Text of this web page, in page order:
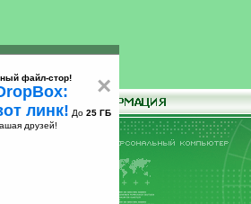
×
файл-стор!
линк! До 25 ГБ
друзей!